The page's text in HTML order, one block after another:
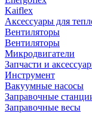
Kaiflex
Аксессуары для
Вентиляторы
Вентиляторы
Микродвигатели
Запчасти и
Инструмент
Вакуумные насосы
Заправочные
Заправочные весы